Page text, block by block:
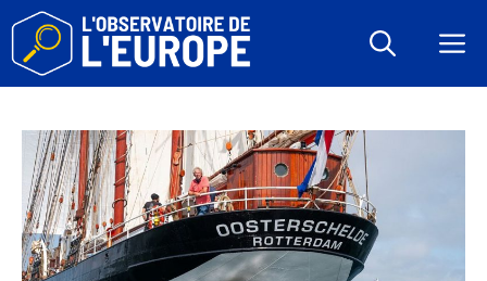
Aller
contenu